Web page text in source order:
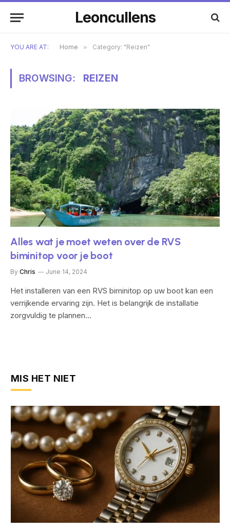
Leoncullens
YOU ARE AT: Home » Category: "Reizen"
BROWSING: REIZEN
Alles wat je moet weten over de RVS
biminitop voor je boot
By Chris June 14, 2024
Het installeren van een RVS biminitop op uw boot kan een
verrijkende ervaring zijn. Het is belangrijk de installatie
zorgvuldig te plannen…
MIS HET NIET